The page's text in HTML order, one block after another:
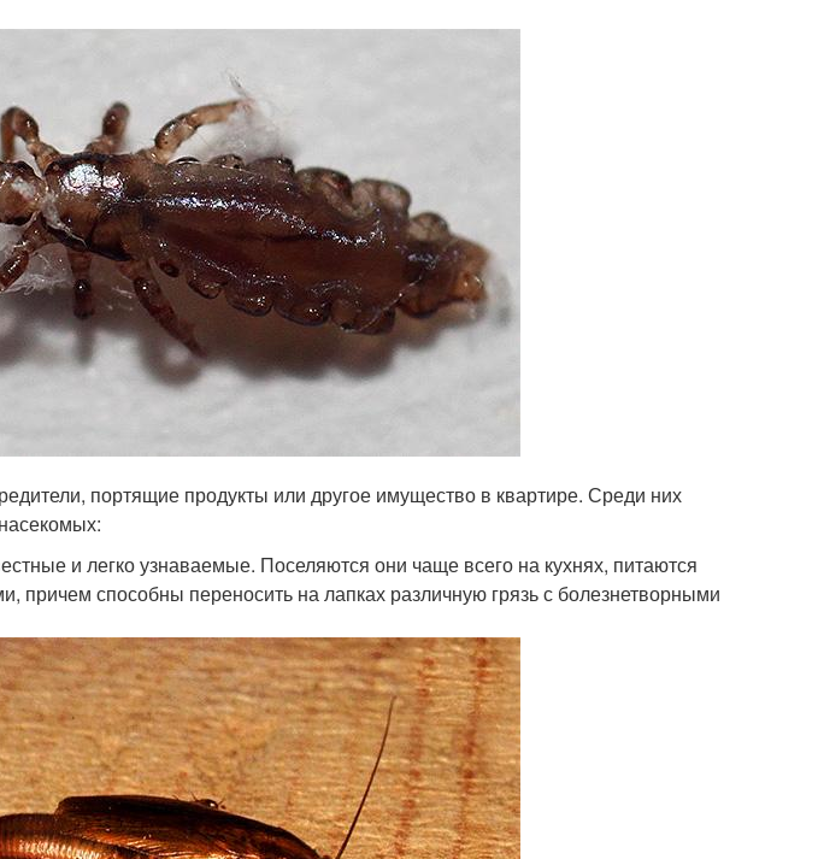
портящие продукты или другое имущество в квартире. Среди них
и легко узнаваемые. Поселяются они чаще всего на кухнях, питаются
причем способны переносить на лапках различную грязь с болезнетворными